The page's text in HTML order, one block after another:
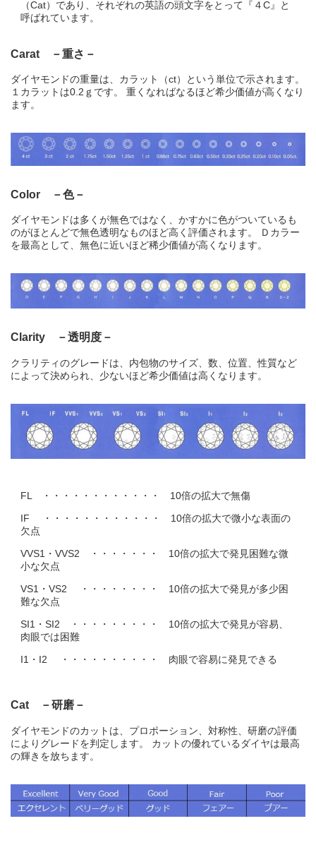
（Cat）であり、それぞれの英語の頭文字をとって『４C』と
呼ばれています。
Carat －重さ－
ダイヤモンドの重量は、カラット（ct）という単位で示されます。
１カラットは0.2ｇです。 重くなればなるほど希少価値が高くなり
ます。
Color －色－
ダイヤモンドは多くが無色ではなく、かすかに色がついているも
のがほとんどで無色透明なものほど高く評価されます。 Ｄカラー
を最高として、無色に近いほど稀少価値が高くなります。
Clarity －透明度－
クラリティのグレードは、内包物のサイズ、数、位置、性質など
によって決められ、少ないほど希少価値は高くなります。
FL ・・・・・・・・・・・・ 10倍の拡大で無傷
IF ・・・・・・・・・・・・ 10倍の拡大で微小な表面の
欠点
VVS1・VVS2 ・・・・・・・ 10倍の拡大で発見困難な微
小な欠点
VS1・VS2 ・・・・・・・・ 10倍の拡大で発見が多少困
難な欠点
SI1・SI2 ・・・・・・・・・ 10倍の拡大で発見が容易、
肉眼では困難
I1・I2 ・・・・・・・・・・ 肉眼で容易に発見できる
Cat －研磨－
ダイヤモンドのカットは、プロポーション、対称性、研磨の評価
によりグレードを判定します。 カットの優れているダイヤは最高
の輝きを放ちます。